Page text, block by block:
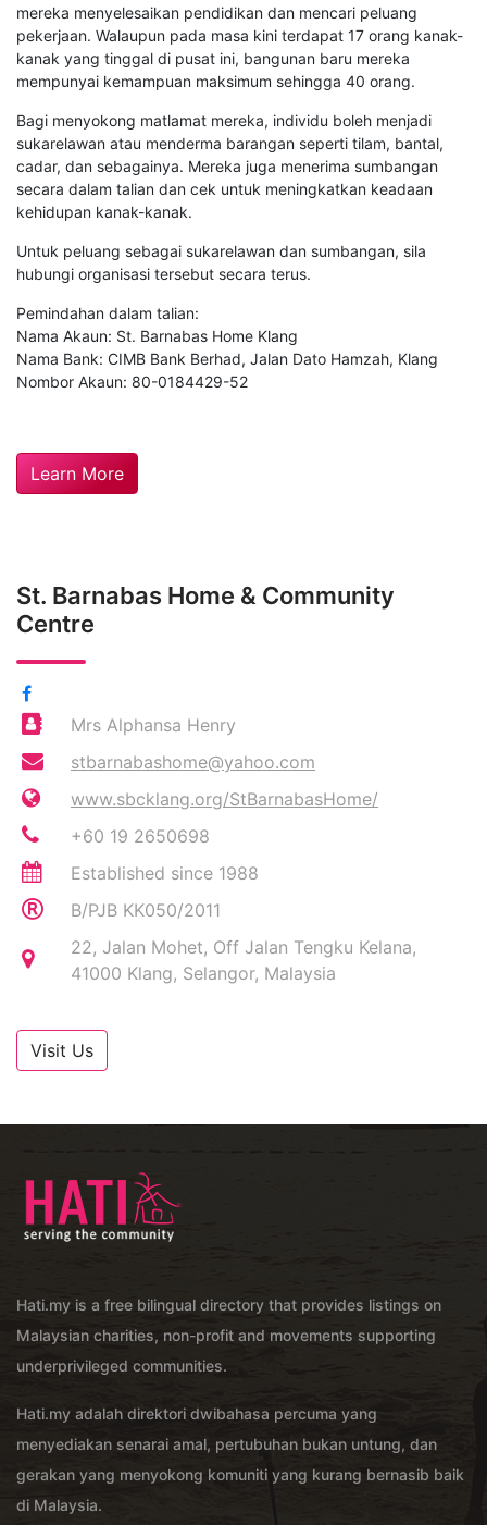
mereka menyelesaikan pendidikan dan mencari peluang
pekerjaan. Walaupun pada masa kini terdapat 17 orang kanak-
kanak yang tinggal di pusat ini, bangunan baru mereka
mempunyai kemampuan maksimum sehingga 40 orang.
Bagi menyokong matlamat mereka, individu boleh menjadi
sukarelawan atau menderma barangan seperti tilam, bantal,
cadar, dan sebagainya. Mereka juga menerima sumbangan
secara dalam talian dan cek untuk meningkatkan keadaan
kehidupan kanak-kanak.
Untuk peluang sebagai sukarelawan dan sumbangan, sila
hubungi organisasi tersebut secara terus.
Pemindahan dalam talian:
Nama Akaun: St. Barnabas Home Klang
Nama Bank: CIMB Bank Berhad, Jalan Dato Hamzah, Klang
Nombor Akaun: 80-0184429-52
Learn More
St. Barnabas Home & Community
Centre
Mrs Alphansa Henry
stbarnabashome@yahoo.com
www.sbcklang.org/StBarnabasHome/
+60 19 2650698
Established since 1988
B/PJB KK050/2011
22, Jalan Mohet, Off Jalan Tengku Kelana,
41000 Klang, Selangor, Malaysia
Visit Us
Hati.my is a free bilingual directory that provides listings on
Malaysian charities, non-profit and movements supporting
underprivileged communities.
Hati.my adalah direktori dwibahasa percuma yang
menyediakan senarai amal, pertubuhan bukan untung, dan
gerakan yang menyokong komuniti yang kurang bernasib baik
di Malaysia.